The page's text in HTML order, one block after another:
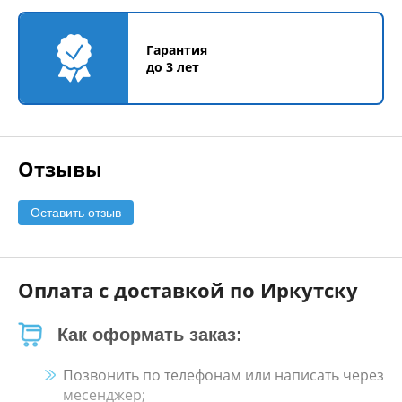
Гарантия
до 3 лет
Отзывы
Оставить отзыв
Оплата с доставкой по Иркутску
Как оформать заказ:
Позвонить по телефонам или написать через
месенджер;